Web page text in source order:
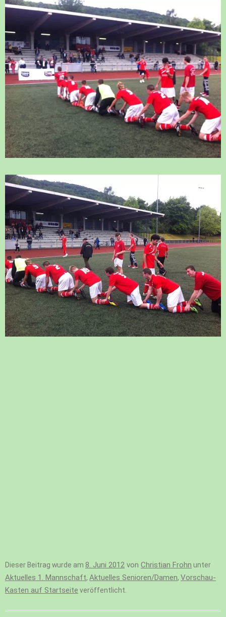
Dieser Beitrag wurde am 8. Juni 2012 von Christian Frohn unter
Aktuelles 1. Mannschaft, Aktuelles Senioren/Damen, Vorschau-
Kasten auf Startseite veröffentlicht.